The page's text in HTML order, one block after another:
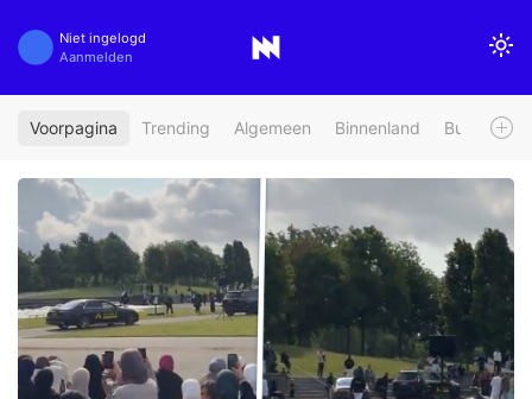
Niet ingelogd
Aanmelden
Voorpagina Trending Algemeen Binnenland Buitenland